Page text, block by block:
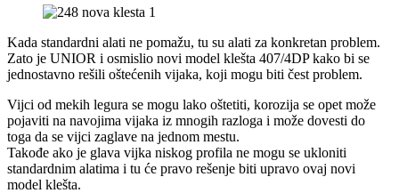
Kada standardni alati ne pomažu, tu su alati za konkretan problem.
Zato je UNIOR i osmislio novi model klešta 407/4DP kako bi se
jednostavno rešili oštećenih vijaka, koji mogu biti čest problem.
Vijci od mekih legura se mogu lako oštetiti, korozija se opet može
pojaviti na navojima vijaka iz mnogih razloga i može dovesti do
toga da se vijci zaglave na jednom mestu.
Takođe ako je glava vijka niskog profila ne mogu se ukloniti
standardnim alatima i tu će pravo rešenje biti upravo ovaj novi
model klešta.